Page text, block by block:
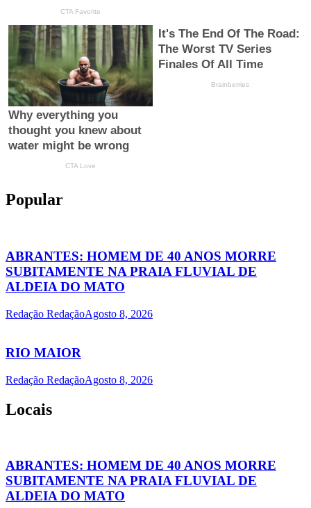
Popular
ABRANTES: HOMEM DE 40 ANOS MORRE
SUBITAMENTE NA PRAIA FLUVIAL DE
ALDEIA DO MATO
Redação RedaçãoAgosto 8, 2026
RIO MAIOR
Redação RedaçãoAgosto 8, 2026
Locais
ABRANTES: HOMEM DE 40 ANOS MORRE
SUBITAMENTE NA PRAIA FLUVIAL DE
ALDEIA DO MATO